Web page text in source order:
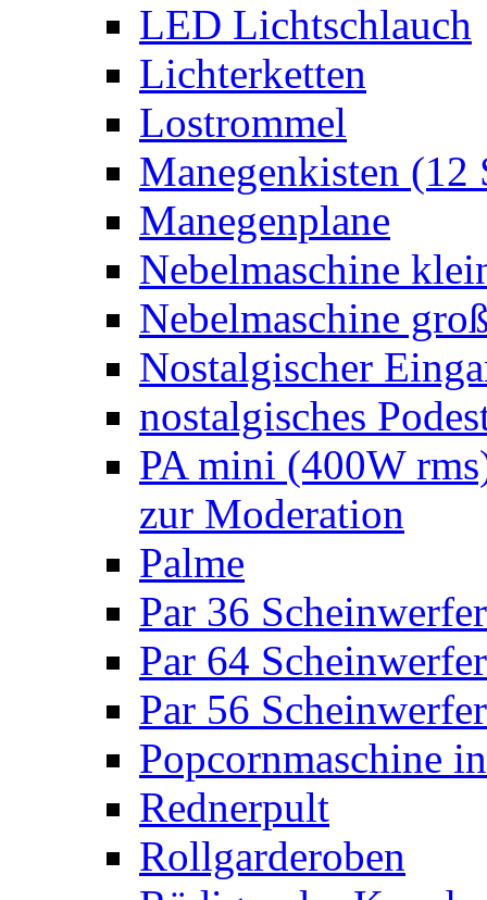
LED Lichtschlauch
Lichterketten
Lostrommel
Manegenkisten (12
Manegenplane
Nebelmaschine
Nebelmaschine
Nostalgischer
nostalgisches
PA mini (400W
zur Moderation
Palme
Par 36 Scheinwerfer
Par 64 Scheinwerfer
Par 56 Scheinwerfer
Popcornmaschine
Rednerpult
Rollgarderoben